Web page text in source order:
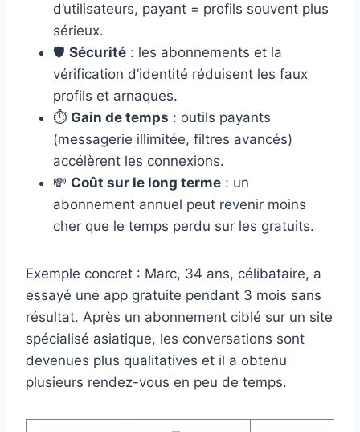
d’utilisateurs, payant = profils souvent plus
sérieux.
🛡️ Sécurité : les abonnements et la
vérification d’identité réduisent les faux
profils et arnaques.
⏱️ Gain de temps : outils payants
(messagerie illimitée, filtres avancés)
accélèrent les connexions.
💸 Coût sur le long terme : un
abonnement annuel peut revenir moins
cher que le temps perdu sur les gratuits.
Exemple concret : Marc, 34 ans, célibataire, a
essayé une app gratuite pendant 3 mois sans
résultat. Après un abonnement ciblé sur un site
spécialisé asiatique, les conversations sont
devenues plus qualitatives et il a obtenu
plusieurs rendez-vous en peu de temps.